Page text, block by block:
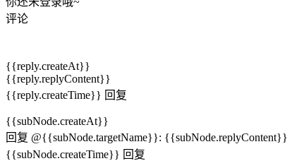
评论
{{reply.createAt}}
{{reply.replyContent}}
{{reply.createTime}} 回复
{{subNode.createAt}}
回复 @{{subNode.targetName}}: {{subNode.replyContent}}
{{subNode.createTime}} 回复